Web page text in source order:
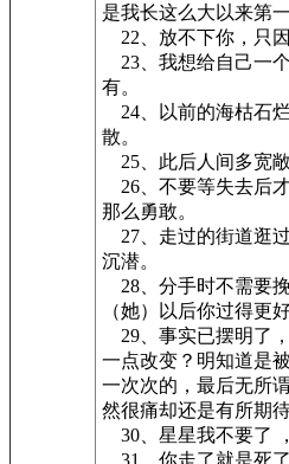
是我长这么大以来第
22、放不下你，只
23、我想给自己一
有。
24、以前的海枯石
散。
25、此后人间多宽
26、不要等失去后
那么勇敢。
27、走过的街道逛
沉潜。
28、分手时不需要
（她）以后你过得更
29、事实已摆明了
一点改变？明知道是
一次次的，最后无所
然很痛却还是有所期待
30、星星我不要了
31、你走了就是死